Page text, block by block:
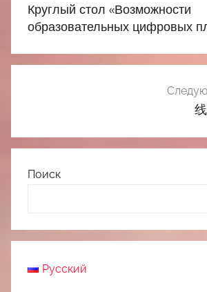
записям
Круглый стол «Возможности
образовательных цифровых
Поиск
Русский